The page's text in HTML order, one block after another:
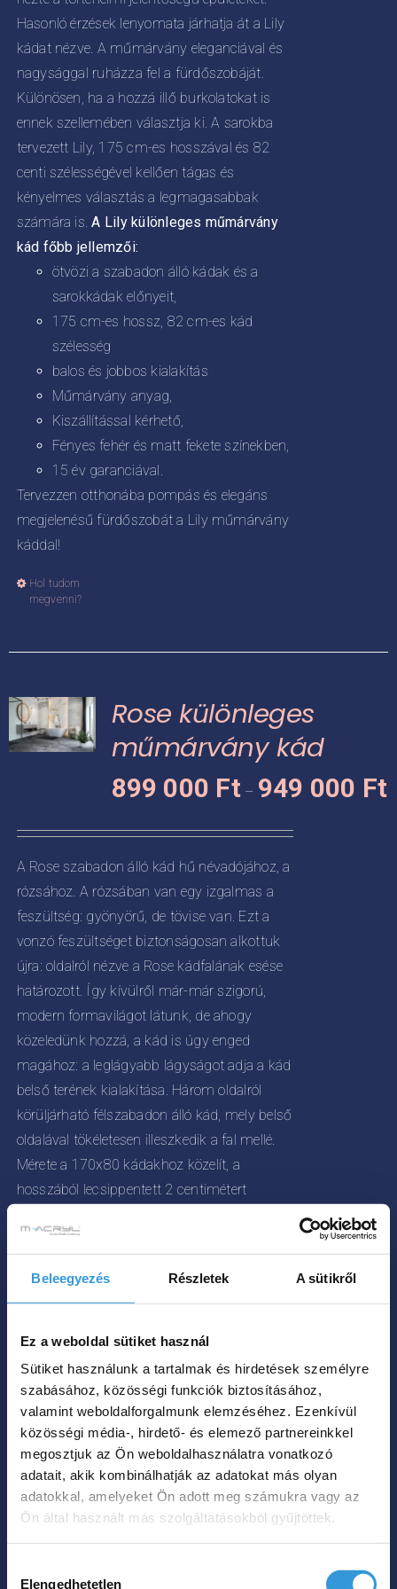
Beleegyezés Részletek A sütikről
Ez a weboldal sütiket használ
Sütiket használunk a tartalmak és hirdetések személyre
szabásához, közösségi funkciók biztosításához,
valamint weboldalforgalmunk elemzéséhez. Ezenkívül
közösségi média-, hirdető- és elemező partnereinkkel
megosztjuk az Ön weboldalhasználatra vonatkozó
adatait, akik kombinálhatják az adatokat más olyan
adatokkal, amelyeket Ön adott meg számukra vagy az
Ön által használt más szolgáltatásokból gyűjtöttek.
Elengedhetetlen
Hasonló érzések lenyomata járhatja át a Lily
kádat nézve. A műmárvány eleganciával és
nagysággal ruházza fel a fürdőszobáját.
Különösen, ha a hozzá illő burkolatokat is
ennek szellemében választja ki. A sarokba
tervezett Lily, 175 cm-es hosszával és 82
centi szélességével kellően tágas és
kényelmes választás a legmagasabbak
számára is.A Lily különleges műmárvány
kád főbb jellemzői:
ötvözi a szabadon álló kádak és a
sarokkádak előnyeit,
175 cm-es hossz, 82 cm-es kád
szélesség
balos és jobbos kialakítás
Műmárvány anyag,
Kiszállítással kérhető,
Fényes fehér és matt fekete színekben,
15 év garanciával.
Tervezzen otthonába pompás és elegáns
megjelenésű fürdőszobát a Lily műmárvány
káddal!
Hol tudom
megvenni?
van.
változatok
a
választhatók
ki
Rose különleges
műmárvány kád
899 000 Ft – 949 000 Ft
A Rose szabadon álló kád hű névadójához, a
rózsához. A rózsában van egy izgalmas a
feszültség: gyönyörű, de tövise van. Ezt a
vonzó feszültséget biztonságosan alkottuk
újra: oldalról nézve a Rose kádfalának esése
határozott. Így kívülről már-már szigorú,
modern formavilágot látunk, de ahogy
közeledünk hozzá, a kád is úgy enged
magához: a leglágyabb lágyságot adja a kád
belső terének kialakítása. Három oldalról
körüljárható félszabadon álló kád, mely belső
oldalával tökéletesen illeszkedik a fal mellé.
Mérete a 170x80 kádakhoz közelít, a
hosszából lecsippentett 2 centimétert
ami miatt tágasabbnak érezheti a
egyszerre 2 személy is élvezhet – lévén a
szabadon álló kád főbb tulajdonságai:
168x82 cm-es fürdőkád,
matt feketében és fehérben
választható,
két személynek is kényelmes,
Kiszállítással kérhető,
15 év garanciával vásárolhatja meg.
Önnek való a Rose falra tolható szabadon